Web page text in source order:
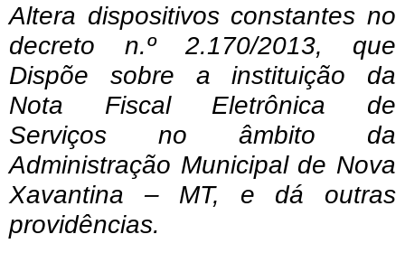
Altera dispositivos constantes no
decreto n.º 2.170/2013, que
Dispõe sobre a instituição da
Nota Fiscal Eletrônica de
Serviços no âmbito da
Administração Municipal de Nova
Xavantina – MT, e dá outras
providências.